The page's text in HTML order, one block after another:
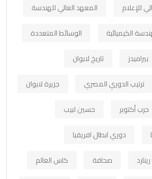
للإعلام
المعهد العالي للهندسة
الكيميائية
الوسائط المتعددة
بيراميدز
تاريخ لابوان
ترتيب الدوري المصري
جزيرة لابوان
حرب أكتوبر
حسين لبيب
دوري ابطال افريقيا
رينارد صحافة
كاس العالم